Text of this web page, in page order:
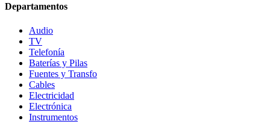
Departamentos
Audio
TV
Telefonía
Baterías y Pilas
Fuentes y Transfo
Cables
Electricidad
Electrónica
Instrumentos